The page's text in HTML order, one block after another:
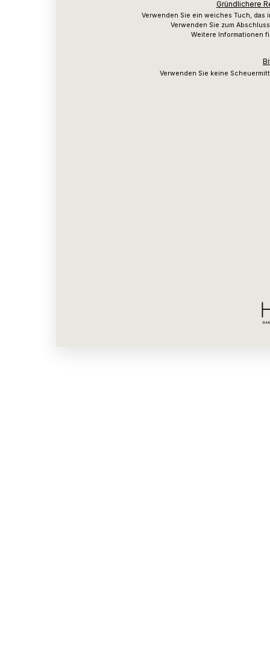
Gründlichere
Verwenden Sie ein weiches Tuch, das
Verwenden Sie zum
Weitere Informationen
Verwenden Sie keine